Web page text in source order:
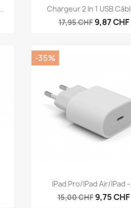
Aperçu rapide
Chargeur 2 In 1 USB
17,95 CHF 9,87 CHF
Aperçu rapide
IPad Pro/iPad Air/iPad -
15,00 CHF 9,75 CHF
-35%